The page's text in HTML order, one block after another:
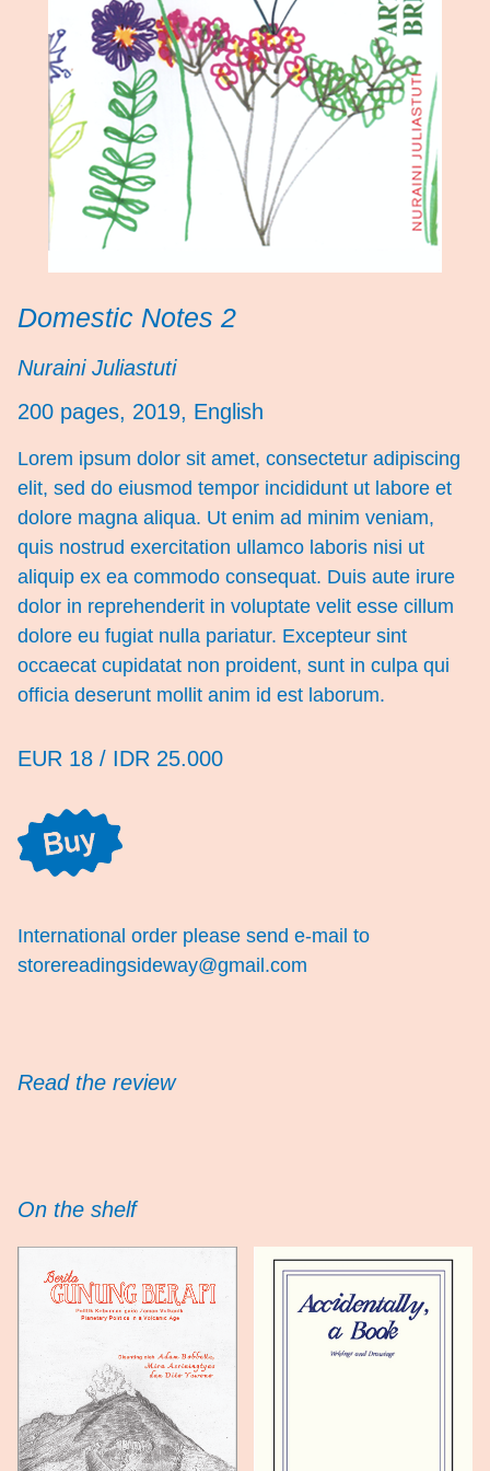
Domestic Notes 2
Nuraini Juliastuti
200 pages, 2019, English
Lorem ipsum dolor sit amet, consectetur adipiscing
elit, sed do eiusmod tempor incididunt ut labore et
dolore magna aliqua. Ut enim ad minim veniam,
quis nostrud exercitation ullamco laboris nisi ut
aliquip ex ea commodo consequat. Duis aute irure
dolor in reprehenderit in voluptate velit esse cillum
dolore eu fugiat nulla pariatur. Excepteur sint
occaecat cupidatat non proident, sunt in culpa qui
officia deserunt mollit anim id est laborum.
EUR 18 / IDR 25.000
International order please send e-mail to
storereadingsideway@gmail.com
Read the review
On the shelf